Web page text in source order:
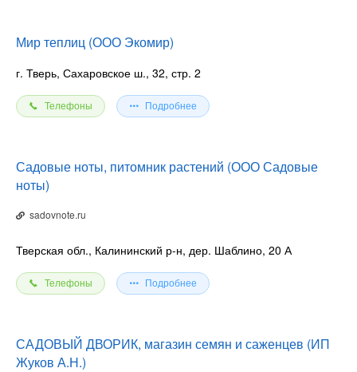
Мир теплиц (ООО Экомир)
г. Тверь, Сахаровское ш., 32, стр. 2
Телефоны Подробнее
Садовые ноты, питомник растений (ООО Садовые
ноты)
sadovnote.ru
Тверская обл., Калининский р-н, дер. Шаблино, 20 А
Телефоны Подробнее
САДОВЫЙ ДВОРИК, магазин семян и саженцев (ИП
Жуков А.Н.)